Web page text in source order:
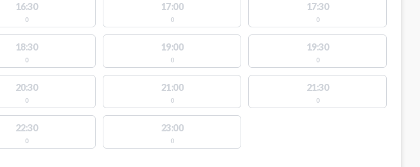
16:30
0
17:00
0
17:30
0
18:30
0
19:00
0
19:30
0
20:30
0
21:00
0
21:30
0
22:30
0
23:00
0